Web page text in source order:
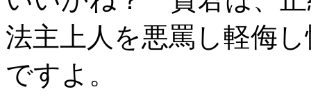
法主上人を悪罵し軽侮
ですよ。